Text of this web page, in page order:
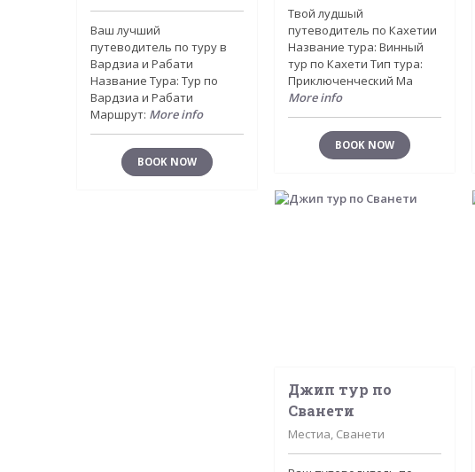
Ваш лучший
путеводитель по туру в
Вардзиа и Рабати
Название Тура: Тур по
Вардзиа и Рабати
Маршрут: More info
BOOK NOW
Твой лудшый
путеводитель по Кахетии
Название тура: Винный
тур по Кахети Тип тура:
Приключенческий Ма
More info
BOOK NOW
Джип тур по
Сванети
Местиа, Сванети